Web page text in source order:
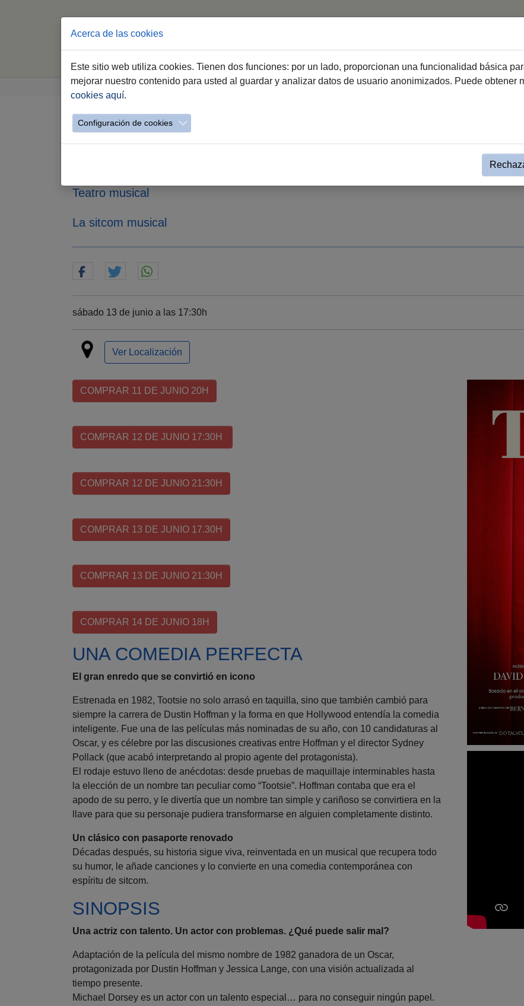
Jerez.es Webs Municipales Cultura Detalle Evento Destacado
TOOTSIE
Teatro musical
La sitcom musical
sábado 13 de junio a las 17:30h
Ver Localización
COMPRAR 11 DE JUNIO 20H
COMPRAR 12 DE JUNIO 17:30H
COMPRAR 12 DE JUNIO 21:30H
COMPRAR 13 DE JUNIO 17.30H
COMPRAR 13 DE JUNIO 21:30H
COMPRAR 14 DE JUNIO 18H
UNA COMEDIA PERFECTA
El gran enredo que se convirtió en icono
Estrenada en 1982, Tootsie no solo arrasó en taquilla, sino que también cambió para
siempre la carrera de Dustin Hoffman y la forma en que Hollywood entendía la comedia
inteligente. Fue una de las películas más nominadas de su año, con 10 candidaturas al
Oscar, y es célebre por las discusiones creativas entre Hoffman y el director Sydney
Pollack (que acabó interpretando al propio agente del protagonista).
El rodaje estuvo lleno de anécdotas: desde pruebas de maquillaje interminables hasta
la elección de un nombre tan peculiar como “Tootsie”. Hoffman contaba que era el
apodo de su perro, y le divertía que un nombre tan simple y cariñoso se convirtiera en la
llave para que su personaje pudiera transformarse en alguien completamente distinto.
Un clásico con pasaporte renovado
Décadas después, su historia sigue viva, reinventada en un musical que recupera todo
su humor, le añade canciones y lo convierte en una comedia contemporánea con
espíritu de sitcom.
SINOPSIS
Una actriz con talento. Un actor con problemas. ¿Qué puede salir mal?
Adaptación de la película del mismo nombre de 1982 ganadora de un Oscar,
protagonizada por Dustin Hoffman y Jessica Lange, con una visión actualizada al
tiempo presente.
Michael Dorsey es un actor con un talento especial… para no conseguir ningún papel.
Acerca de las cookies
Este sitio web utiliza cookies. Tienen dos funciones: por un lado, proporcionan una funcionalidad básica
mejorar nuestro contenido para usted al guardar y analizar datos de usuario anonimizados. Puede obtener
cookies aquí.
Configuración de cookies